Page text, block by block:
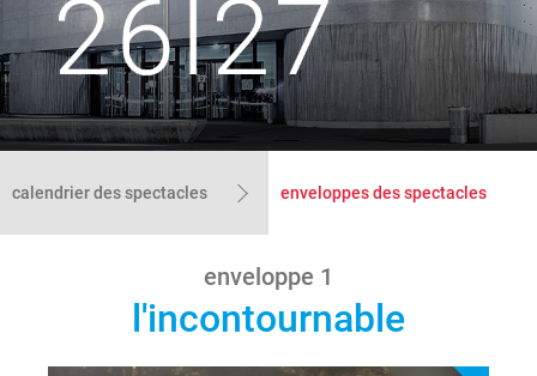
le lieu
les abonnements
tarifs, accès & horaires
calendrier des spectacles enveloppes des spectacles
enveloppe 1
l'incontournable